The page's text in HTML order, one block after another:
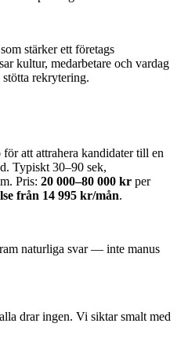
stärker ett företags
kultur, medarbetare och vardag
rekrytering.
att attrahera kandidater till en
Typiskt 30–90 sek,
Pris: 20 000–80 000 kr per
från 14 995 kr/mån.
naturliga svar — inte manus
drar ingen. Vi siktar smalt med